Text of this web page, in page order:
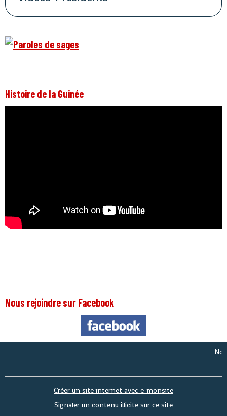
Histoire de la Guinée
Nous rejoindre sur Facebook
Nous
Créer un site internet avec e-monsite
Signaler un contenu illicite sur ce site